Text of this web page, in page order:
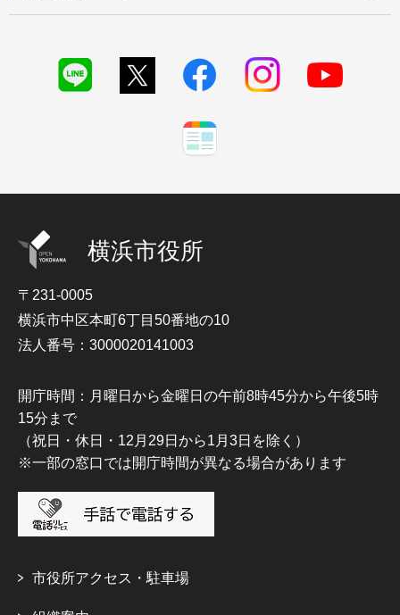
横浜市役所
〒231-0005
横浜市中区本町6丁目50番地の10
法人番号：3000020141003
開庁時間：月曜日から金曜日の午前8時45分から午後5時
15分まで
（祝日・休日・12月29日から1月3日を除く）
※一部の窓口では開庁時間が異なる場合があります
市役所アクセス・駐車場